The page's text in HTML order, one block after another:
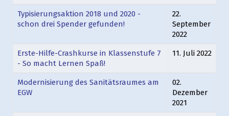
Typisierungsaktion 2018 und 2020 -
schon drei Spender gefunden!
22.
September
2022
Erste-Hilfe-Crashkurse in Klassenstufe 7
- So macht Lernen Spaß!
11. Juli 2022
Modernisierung des Sanitätsraumes am
EGW
02.
Dezember
2021